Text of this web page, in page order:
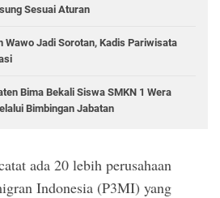
Sesuai Aturan
Wawo Jadi Sorotan, Kadis Pariwisata
Bima Bekali Siswa SMKN 1 Wera
Bimbingan Jabatan
ada 20 lebih perusahaan
Indonesia (P3MI) yang